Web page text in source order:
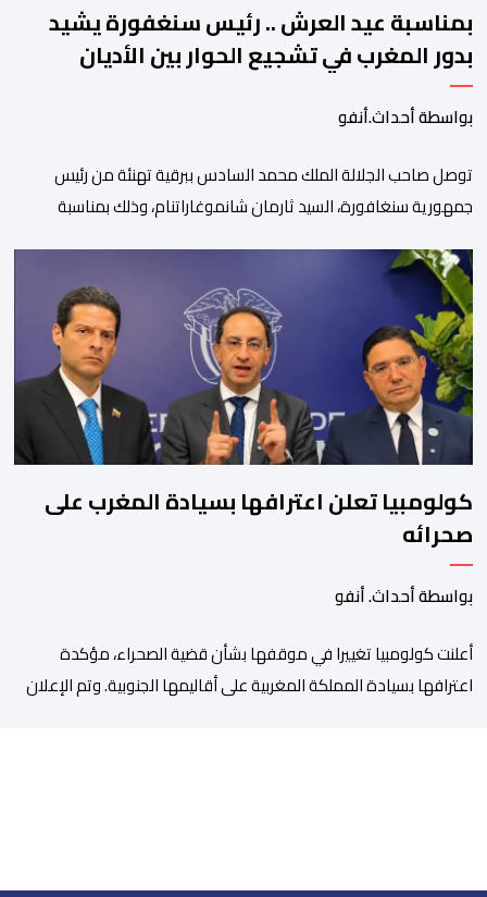
بمناسبة عيد العرش .. رئيس سنغفورة يشيد
بدور المغرب في تشجيع الحوار بين الأديان
بواسطة أحداث.أنفو
توصل صاحب الجلالة الملك محمد السادس ببرقية تهنئة من رئيس
جمهورية سنغافورة، السيد ثارمان شانموغاراتنام، وذلك بمناسبة
وأعرب السيد شانموغاراتنام، في هذه البرقية، باسم الشعب
السنغافوري، عن أحر تهانئه وأطيب متمنياته بموفور الصحة ومزيد من
التوفيق لجلالة الملك، وللشعب المغربي بمزيد من السلام والازدهار.
وأشاد الرئيس […]
كولومبيا تعلن اعترافها بسيادة المغرب على
صحرائه
بواسطة أحداث. أنفو
أعلنت كولومبيا تغييرا في موقفها بشأن قضية الصحراء، مؤكدة
اعترافها بسيادة المملكة المغربية على أقاليمها الجنوبية. وتم الإعلان